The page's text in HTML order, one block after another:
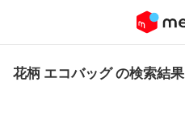
花柄 エコバッグ の検索結果